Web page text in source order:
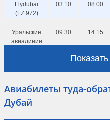
Flydubai
(FZ 972)
03:10 08:00
Уральские
авиалинии
09:30 14:15
(U6 7419)
Уральские
Авиабилеты туда-
Дубай